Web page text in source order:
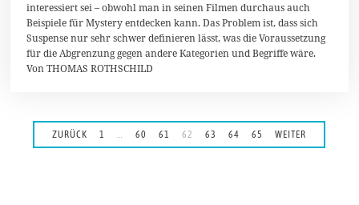
2
0
1
4
interessiert sei – obwohl man in seinen Filmen durchaus auch
Beispiele für Mystery entdecken kann. Das Problem ist, dass sich
Suspense nur sehr schwer definieren lässt, was die Voraussetzung
für die Abgrenzung gegen andere Kategorien und Begriffe wäre.
Von THOMAS ROTHSCHILD
ZURÜCK 1 … 60 61 62 63 64 65 WEITER